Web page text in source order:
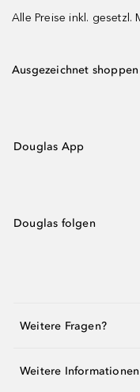
Alle Preise inkl. gesetzl.
Ausgezeichnet shoppen
Douglas App
Douglas folgen
Weitere Fragen?
Weitere Informationen